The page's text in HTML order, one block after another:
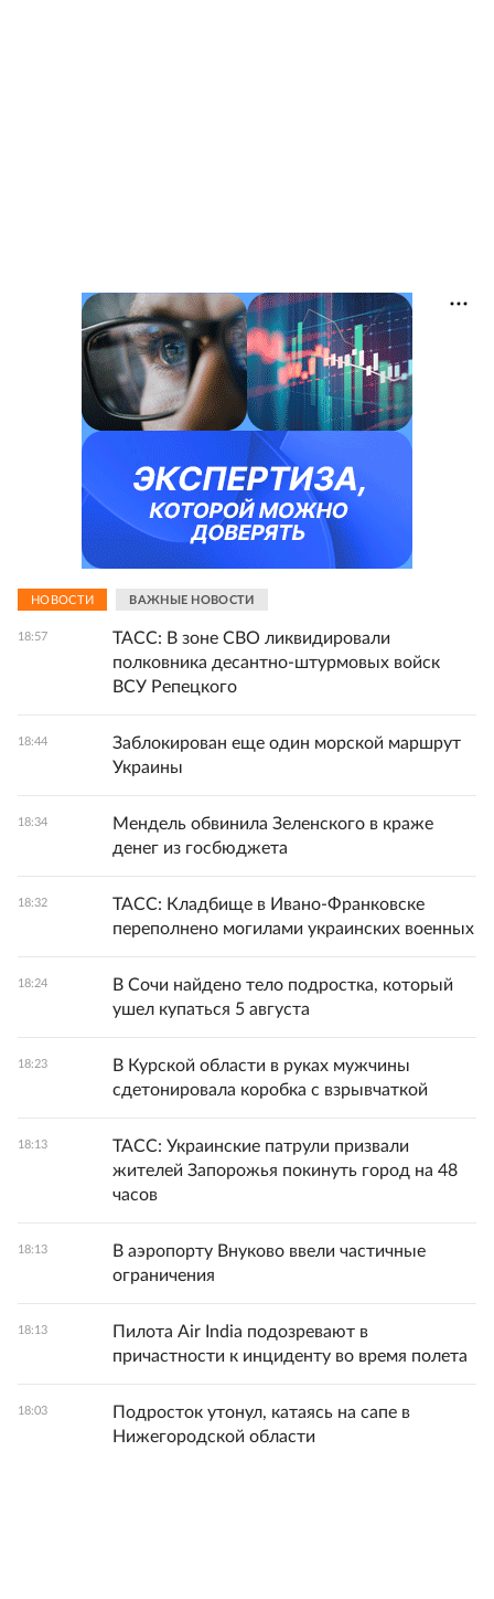
НОВОСТИ ВАЖНЫЕ НОВОСТИ
18:57
ТАСС: В зоне СВО ликвидировали
полковника десантно-штурмовых войск
ВСУ Репецкого
18:44
Заблокирован еще один морской маршрут
Украины
18:34
Мендель обвинила Зеленского в краже
денег из госбюджета
18:32
ТАСС: Кладбище в Ивано-Франковске
переполнено могилами украинских военных
18:24
В Сочи найдено тело подростка, который
ушел купаться 5 августа
18:23
В Курской области в руках мужчины
сдетонировала коробка с взрывчаткой
18:13
ТАСС: Украинские патрули призвали
жителей Запорожья покинуть город на 48
часов
18:13
В аэропорту Внуково ввели частичные
ограничения
18:13
Пилота Air India подозревают в
причастности к инциденту во время полета
18:03
Подросток утонул, катаясь на сапе в
Нижегородской области